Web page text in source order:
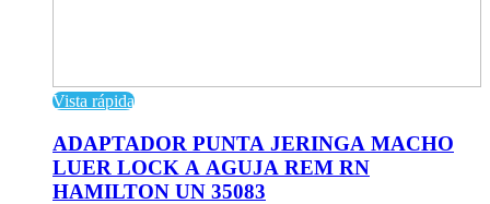
Vista rápida
ADAPTADOR PUNTA JERINGA MACHO
LUER LOCK A AGUJA REM RN
HAMILTON UN 35083